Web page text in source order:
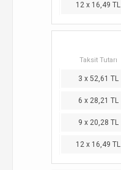
12 x 16,49 TL
Taksit Tutarı
3 x 52,61 TL
6 x 28,21 TL
9 x 20,28 TL
12 x 16,49 TL